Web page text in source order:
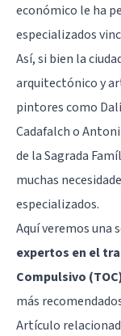
económico le ha
especializados
Así, si bien la
arquitectónico y
pintores como
Cadafalch o
de la Sagrada
muchas
especializados.
Aquí veremos una
expertos en el
Compulsivo
más
Artículo